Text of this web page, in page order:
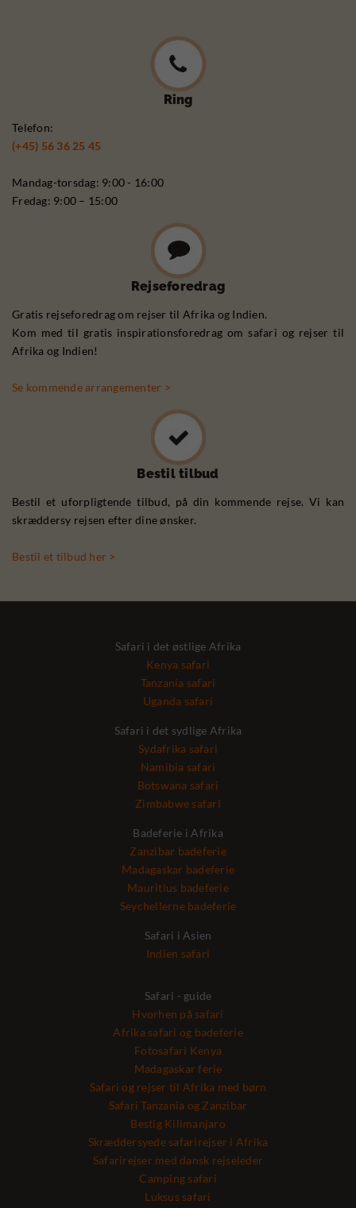
Ring
Telefon:
(+45) 56 36 25 45
Mandag-torsdag: 9:00 - 16:00
Fredag: 9:00 – 15:00
Rejseforedrag
Gratis rejseforedrag om rejser til Afrika og Indien.
Kom med til gratis inspirationsforedrag om safari og rejser til
Afrika og Indien!
Se kommende arrangementer >
Bestil tilbud
Bestil et uforpligtende tilbud, på din kommende rejse. Vi kan
skræddersy rejsen efter dine ønsker.
Bestil et tilbud her >
Safari i det østlige Afrika
Kenya safari
Tanzania safari
Uganda safari
Safari i det sydlige Afrika
Sydafrika safari
Namibia safari
Botswana safari
Zimbabwe safari
Badeferie i Afrika
Zanzibar badeferie
Madagaskar badeferie
Mauritius badeferie
Seychellerne badeferie
Safari i Asien
Indien safari
Safari - guide
Hvorhen på safari
Afrika safari og badeferie
Fotosafari Kenya
Madagaskar ferie
Safari og rejser til Afrika med børn
Safari Tanzania og Zanzibar
Bestig Kilimanjaro
Skræddersyede safarirejser i Afrika
Safarirejser med dansk rejseleder
Camping safari
Luksus safari